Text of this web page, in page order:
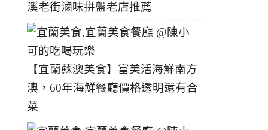
溪老街滷味拼盤老店推薦
【宜蘭蘇澳美食】富美活海鮮南方
澳，60年海鮮餐廳價格透明還有合
菜